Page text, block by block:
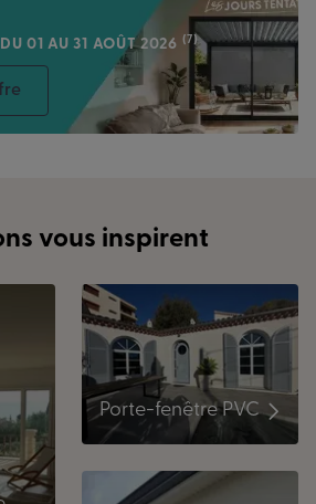
01 AU 31 AOÛT 2026 (7)
vous inspirent
Porte-fenêtre PVC